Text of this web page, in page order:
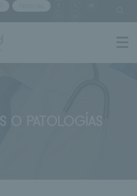
O PATOLOGÍAS